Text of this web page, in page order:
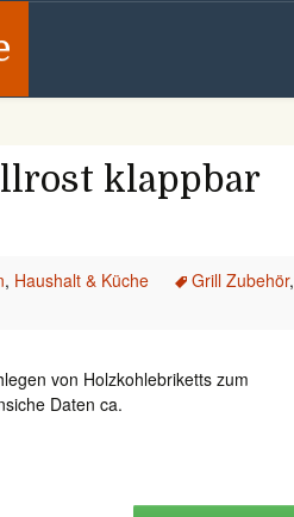
klappbar
, Haushalt & Küche Grill Zubehör,
von Holzkohlebriketts zum
Daten ca.